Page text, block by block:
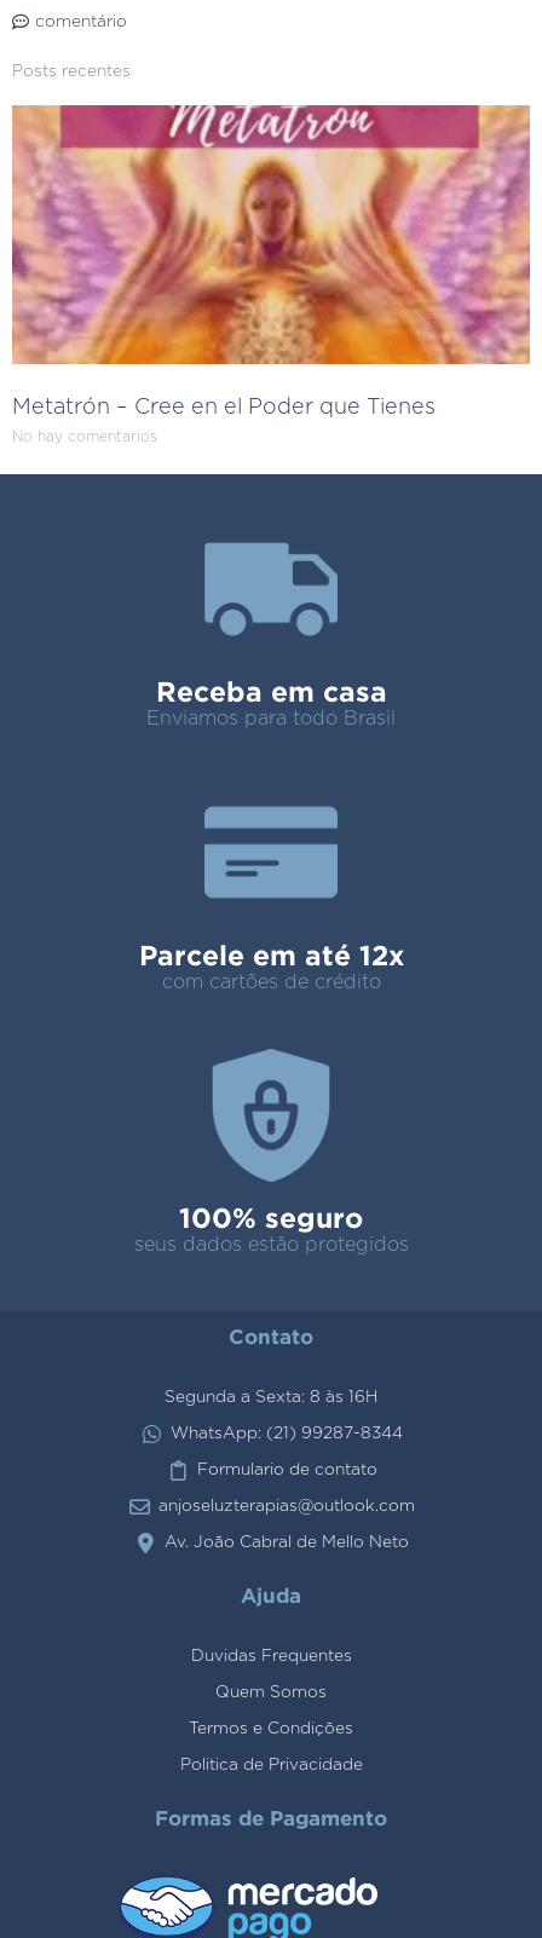
comentário
Posts recentes
Metatrón – Cree en el Poder que Tienes
No hay comentarios
Receba em casa
Enviamos para todo Brasil
Parcele em até 12x
com cartões de crédito
100% seguro
seus dados estão protegidos
Contato
Segunda a Sexta: 8 às 16H
WhatsApp: (21) 99287-8344
Formulario de contato
anjoseluzterapias@outlook.com
Av. João Cabral de Mello Neto
Ajuda
Duvidas Frequentes
Quem Somos
Termos e Condições
Politica de Privacidade
Formas de Pagamento